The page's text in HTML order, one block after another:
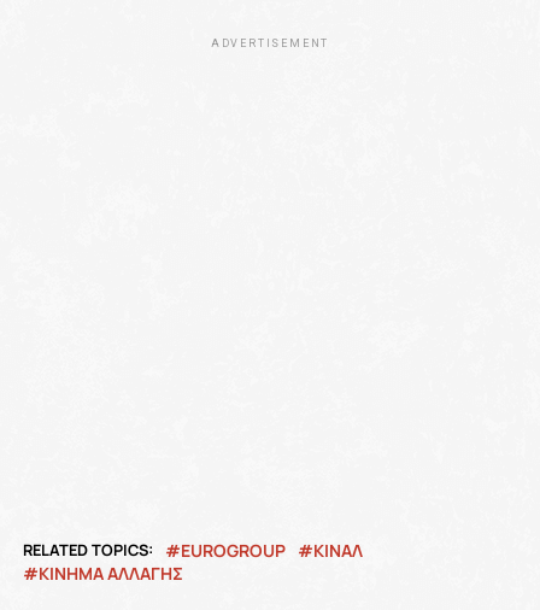
ADVERTISEMENT
RELATED TOPICS: EUROGROUP
ΚΙΝΑΛ
ΚΙΝΗΜΑ ΑΛΛΑΓΗΣ